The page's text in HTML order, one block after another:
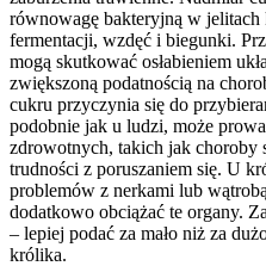
równowagę bakteryjną w
fermentacji, wzdęć i biegunki.
mogą skutkować osłabieniem
zwiększoną podatnością na
cukru przyczynia się do
podobnie jak u ludzi, może
zdrowotnych, takich jak choroby
trudności z poruszaniem się. U
problemów z nerkami lub
dodatkowo obciążać te organy.
– lepiej podać za mało niż za
królika.